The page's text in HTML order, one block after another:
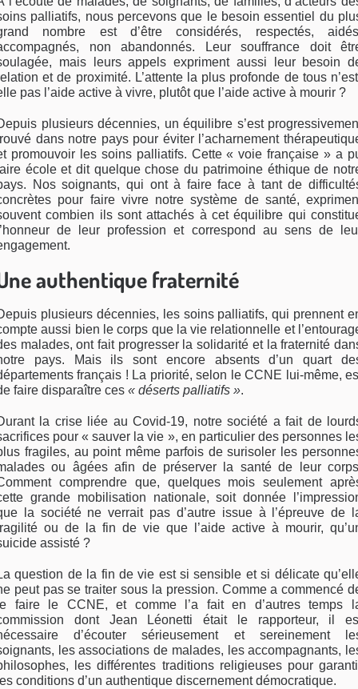
palliatifs, nous percevons que le besoin essentiel du
nombre est d’être considérés, respectés,
non abandonnés. Leur souffrance doit
mais leurs appels expriment aussi leur besoin
et de proximité. L’attente la plus profonde de tous
pas l’aide active à vivre, plutôt que l’aide active à mourir ?
plusieurs décennies, un équilibre s’est
dans notre pays pour éviter l’acharnement
promouvoir les soins palliatifs. Cette « voie française » a
école et dit quelque chose du patrimoine éthique de
Nos soignants, qui ont à faire face à tant de
pour faire vivre notre système de santé,
combien ils sont attachés à cet équilibre qui
de leur profession et correspond au sens de
authentique fraternité
plusieurs décennies, les soins palliatifs, qui prennent
aussi bien le corps que la vie relationnelle et
malades, ont fait progresser la solidarité et la fraternité
pays. Mais ils sont encore absents d’un quart
français ! La priorité, selon le CCNE lui-même,
faire disparaître ces « déserts palliatifs ».
la crise liée au Covid-19, notre société a fait de
pour « sauver la vie », en particulier des personnes
fragiles, au point même parfois de surisoler les
ou âgées afin de préserver la santé de leur
comprendre que, quelques mois seulement
grande mobilisation nationale, soit donnée
la société ne verrait pas d’autre issue à l’épreuve de
ou de la fin de vie que l’aide active à mourir,
assisté ?
question de la fin de vie est si sensible et si délicate
peut pas se traiter sous la pression. Comme a commencé
faire le CCNE, et comme l’a fait en d’autres temps
dont Jean Léonetti était le rapporteur, il
d’écouter sérieusement et sereinement
les associations de malades, les accompagnants,
les différentes traditions religieuses pour
conditions d’un authentique discernement démocratique.